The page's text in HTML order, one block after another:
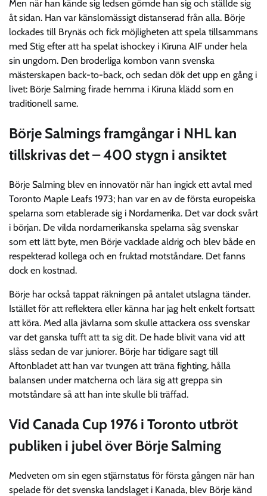
Men när han kände sig ledsen gömde han sig och ställde sig
åt sidan. Han var känslomässigt distanserad från alla. Börje
lockades till Brynäs och fick möjligheten att spela tillsammans
med Stig efter att ha spelat ishockey i Kiruna AIF under hela
sin ungdom. Den broderliga kombon vann svenska
mästerskapen back-to-back, och sedan dök det upp en gång i
livet: Börje Salming firade hemma i Kiruna klädd som en
traditionell same.
Börje Salmings framgångar i NHL kan
tillskrivas det – 400 stygn i ansiktet
Börje Salming blev en innovatör när han ingick ett avtal med
Toronto Maple Leafs 1973; han var en av de första europeiska
spelarna som etablerade sig i Nordamerika. Det var dock svårt
i början. De vilda nordamerikanska spelarna såg svenskar
som ett lätt byte, men Börje vacklade aldrig och blev både en
respekterad kollega och en fruktad motståndare. Det fanns
dock en kostnad.
Börje har också tappat räkningen på antalet utslagna tänder.
Istället för att reflektera eller känna har jag helt enkelt fortsatt
att köra. Med alla jävlarna som skulle attackera oss svenskar
var det ganska tufft att ta sig dit. De hade blivit vana vid att
slåss sedan de var juniorer. Börje har tidigare sagt till
Aftonbladet att han var tvungen att träna fighting, hålla
balansen under matcherna och lära sig att greppa sin
motståndare så att han inte skulle bli träffad.
Vid Canada Cup 1976 i Toronto utbröt
publiken i jubel över Börje Salming
Medveten om sin egen stjärnstatus för första gången när han
spelade för det svenska landslaget i Kanada, blev Börje känd